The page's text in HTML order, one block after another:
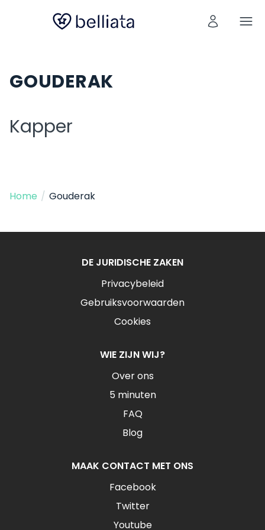
GOUDERAK
Kapper
Home / Gouderak
DE JURIDISCHE ZAKEN
Privacybeleid
Gebruiksvoorwaarden
Cookies
WIE ZIJN WIJ?
Over ons
5 minuten
FAQ
Blog
MAAK CONTACT MET ONS
Facebook
Twitter
Youtube